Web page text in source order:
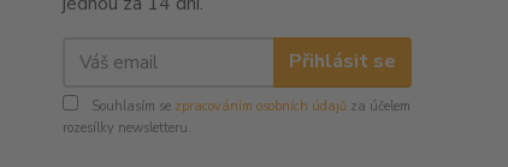
Přihlásit se
Souhlasím se zpracováním osobních údajů za účelem
rozesílky newsletteru.